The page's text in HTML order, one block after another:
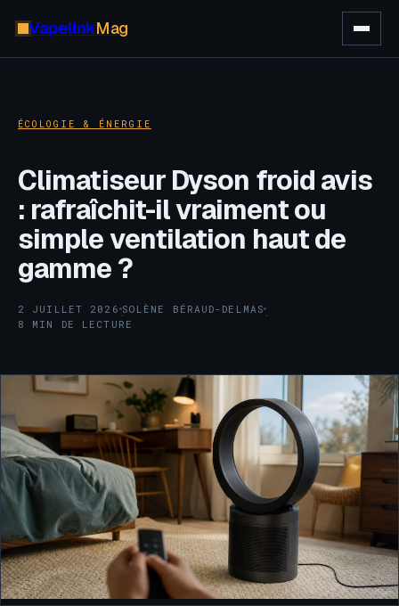
VapelinkMag
ÉCOLOGIE & ÉNERGIE
Climatiseur Dyson froid avis
: rafraîchit-il vraiment ou
simple ventilation haut de
gamme ?
2 JUILLET 2026 ·
SOLÈNE BÉRAUD-DELMAS·
8 MIN DE LECTURE